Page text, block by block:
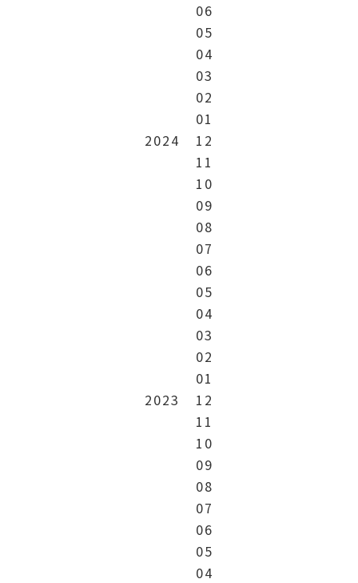
06
05
04
03
02
01
2024
12
11
10
09
08
07
06
05
04
03
02
01
2023
12
11
10
09
08
07
06
05
04